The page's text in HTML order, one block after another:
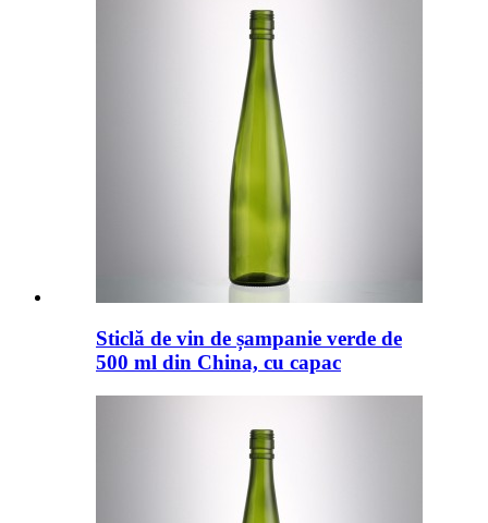
Sticlă de vin de șampanie verde de
500 ml din China, cu capac